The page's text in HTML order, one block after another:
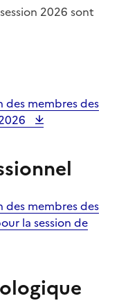
2026 sont
des membres des
des membres des
la session de